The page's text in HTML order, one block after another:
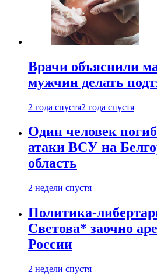
Врачи объяснили
мужчин делать
2 года спустя2 года спустя
Один человек погиб
атаки ВСУ на
область
2 недели спустя
Политика-
Светова* заочно
России
2 недели спустя